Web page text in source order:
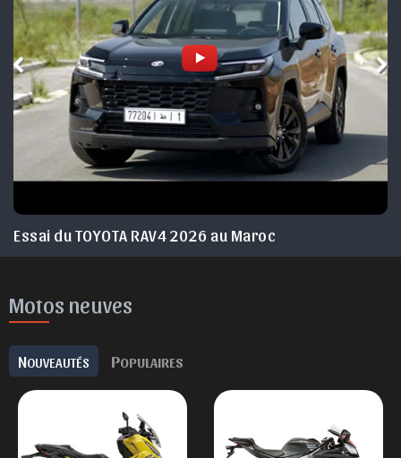
Essai du TOYOTA RAV4 2026 au Maroc
Motos neuves
NOUVEAUTÉS POPULAIRES